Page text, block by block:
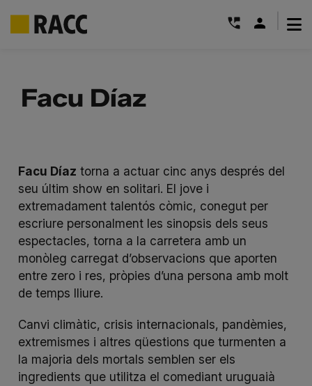
contentFacu Díaz
Facu Díaz torna a actuar cinc anys després del
seu últim show en solitari. El jove i
extremadament talentós còmic, conegut per
escriure personalment les sinopsis dels seus
espectacles, torna a la carretera amb un
monòleg carregat d’observacions que aporten
entre zero i res, pròpies d’una persona amb molt
de temps lliure.
Canvi climàtic, crisis internacionals, pandèmies,
extremismes i altres qüestions que turmenten a
la majoria dels mortals semblen ser els
ingredients que utilitza el comediant uruguaià